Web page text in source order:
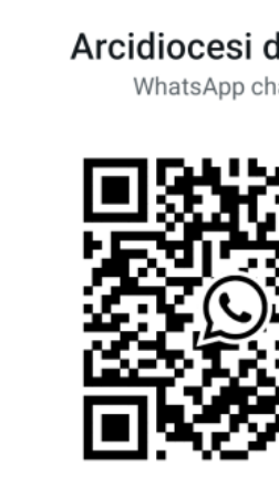
11:30 - Lucca, Scuola
- Viale Castruccio
murales in
dal Liceo
ore 18 - Fiano
- Messa in
da mons.
di Lucca
ore 20.30 -
al Cippo di don
Memoria in alcuni